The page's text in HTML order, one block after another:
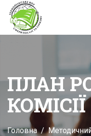
ПЛАН
КОМІСІЇ
Головна